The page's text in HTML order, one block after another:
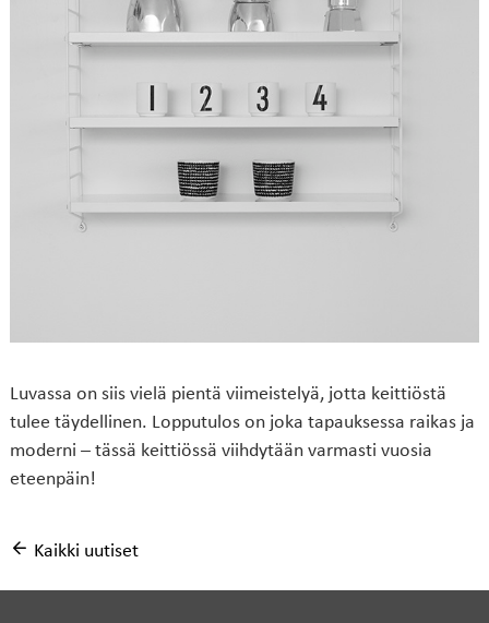
Luvassa on siis vielä pientä viimeistelyä, jotta keittiöstä
tulee täydellinen. Lopputulos on joka tapauksessa raikas ja
moderni – tässä keittiössä viihdytään varmasti vuosia
eteenpäin!
Kaikki uutiset